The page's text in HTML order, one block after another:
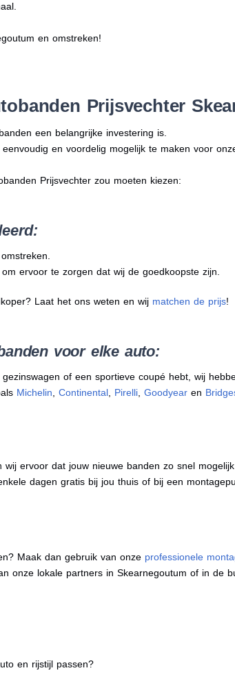
en omstreken!
Prijsvechter
een belangrijke investering is.
en voordelig mogelijk te maken voor
Prijsvechter zou moeten kiezen:
ervoor te zorgen dat wij de goedkoopste zijn.
Laat het ons weten en wij matchen de prijs!
voor elke auto:
of een sportieve coupé hebt, wij
Michelin, Continental, Pirelli, Goodyearen
ervoor dat jouw nieuwe banden zo snel
dagen gratis bij jou thuis of bij een
Maak dan gebruik van onze professionele
onze lokale partners in Skearnegoutum of in de
en rijstijl passen?